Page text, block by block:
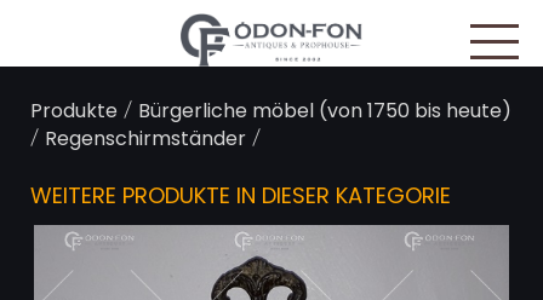
Produkte/ Bürgerliche möbel (von 1750 bis heute)
/ Regenschirmständer/
WEITERE PRODUKTE IN DIESER KATEGORIE